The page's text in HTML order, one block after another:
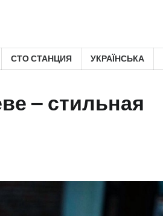
СТО СТАНЦИЯ УКРАЇНСЬКА
– стильная